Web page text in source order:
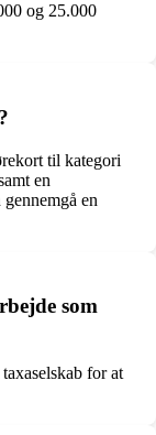
og 25.000
til kategori
en
en
som
for at